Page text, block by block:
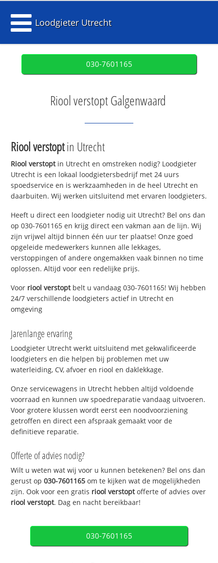
Loodgieter Utrecht
030-7601165
Riool verstopt Galgenwaard
Riool verstoptin Utrecht
Riool verstoptin Utrecht en omstreken nodig? Loodgieter
Utrecht is een lokaal loodgietersbedrijf met 24 uurs
spoedservice en is werkzaamheden in de heel Utrecht en
daarbuiten. Wij werken uitsluitend met ervaren loodgieters.
Heeft u direct een loodgieter nodig uit Utrecht? Bel ons dan
op 030-7601165 en krijg direct een vakman aan de lijn. Wij
zijn vrijwel altijd binnen één uur ter plaatse! Onze goed
opgeleide medewerkers kunnen alle lekkages,
verstoppingen of andere ongemakken vaak binnen no time
oplossen. Altijd voor een redelijke prijs.
Voor riool verstoptbelt u vandaag 030-7601165! Wij hebben
24/7 verschillende loodgieters actief in Utrecht en
omgeving
Jarenlange ervaring
Loodgieter Utrecht werkt uitsluitend met gekwalificeerde
loodgieters en die helpen bij problemen met uw
waterleiding, CV, afvoer en riool en daklekkage.
Onze servicewagens in Utrecht hebben altijd voldoende
voorraad en kunnen uw spoedreparatie vandaag uitvoeren.
Voor grotere klussen wordt eerst een noodvoorziening
getroffen en direct een afspraak gemaakt voor de
definitieve reparatie.
Offerte of advies nodig?
Wilt u weten wat wij voor u kunnen betekenen? Bel ons dan
gerust op030-7601165 om te kijken wat de mogelijkheden
zijn. Ook voor een gratis riool verstoptofferte of advies over
riool verstopt. Dag en nacht bereikbaar!
030-7601165